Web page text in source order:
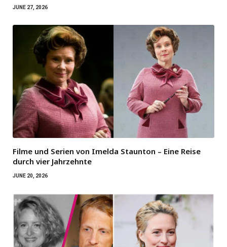
JUNE 27, 2026
Filme und Serien von Imelda Staunton – Eine Reise
durch vier Jahrzehnte
JUNE 20, 2026